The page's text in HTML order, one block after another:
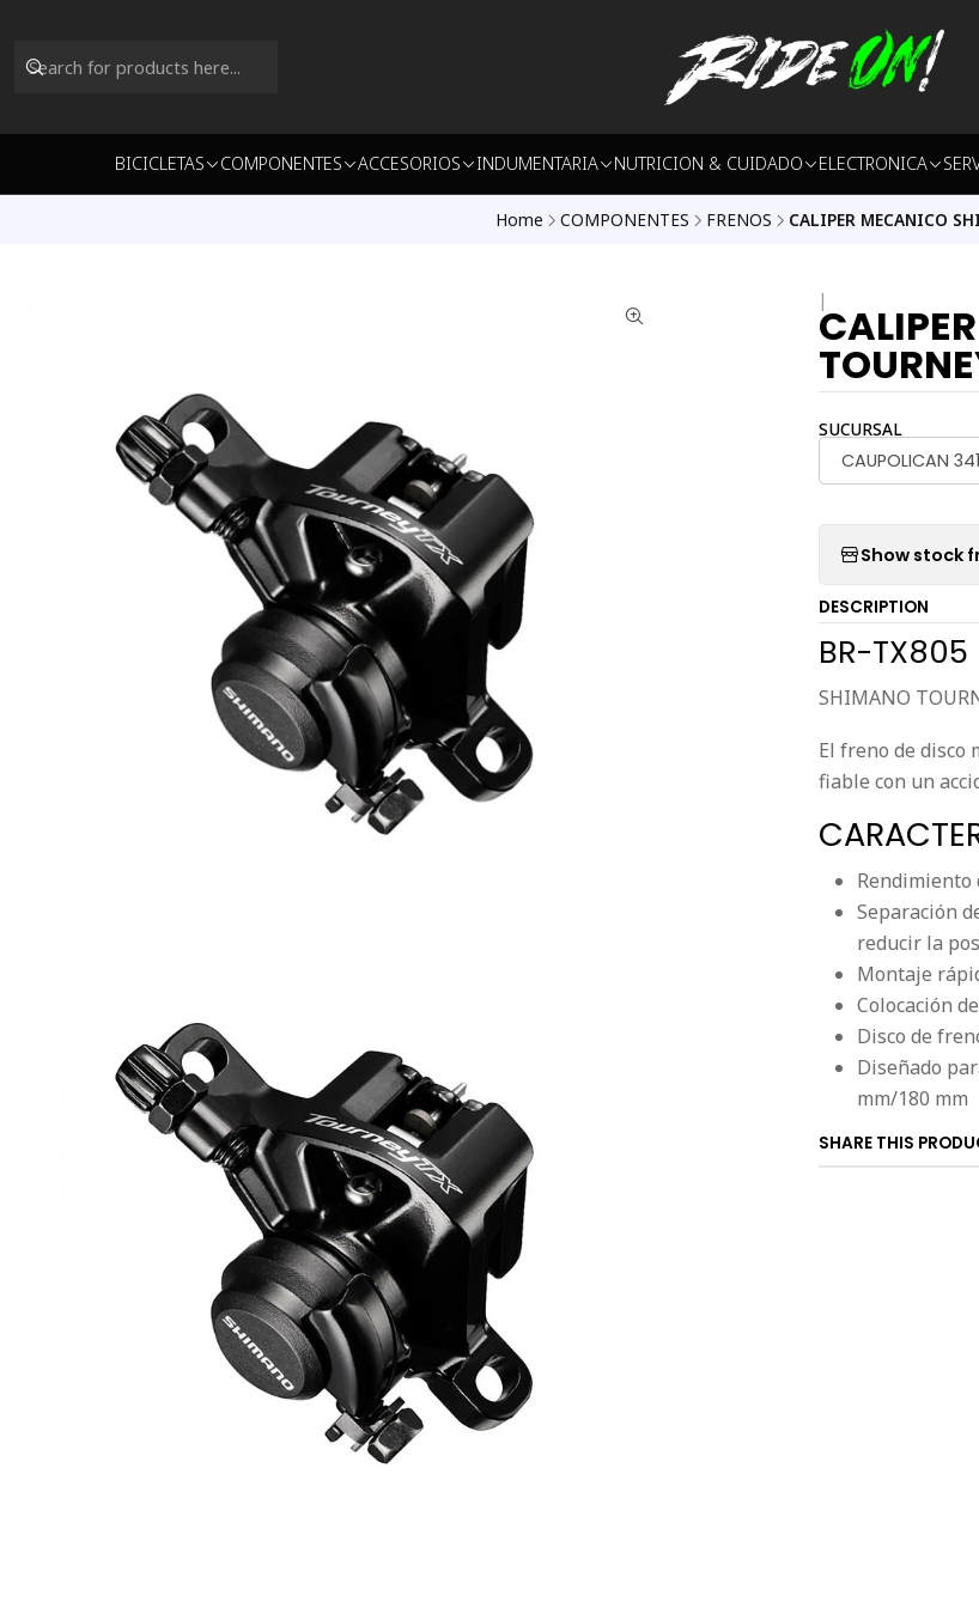
BICICLETAS COMPONENTES ACCESORIOS INDUMENTARIA NUTRICION & CUIDADO ELECTRONICA
Home COMPONENTES FRENOS CALIPER MECANICO
|
SUCURSAL
CAUPOLICAN
Show stock
DESCRIPTION
BR-TX805
SHIMANO
El freno de disco
fiable con un
Rendimiento
Separación
reducir la
Montaje
Colocación
Disco de
Diseñado
mm/180 mm
SHARE THIS